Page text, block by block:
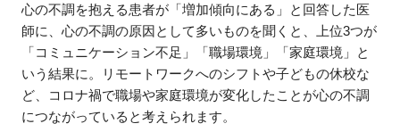
心の不調を抱える患者が「増加傾向にある」と回答した医
師に、心の不調の原因として多いものを聞くと、上位3つが
「コミュニケーション不足」「職場環境」「家庭環境」と
いう結果に。リモートワークへのシフトや子どもの休校な
ど、コロナ禍で職場や家庭環境が変化したことが心の不調
につながっていると考えられます。